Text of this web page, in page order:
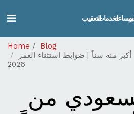
مساعد لخدمات التعقيب
Home
Blog
منه سناً | ضوابط استثناء العمر
2026
من